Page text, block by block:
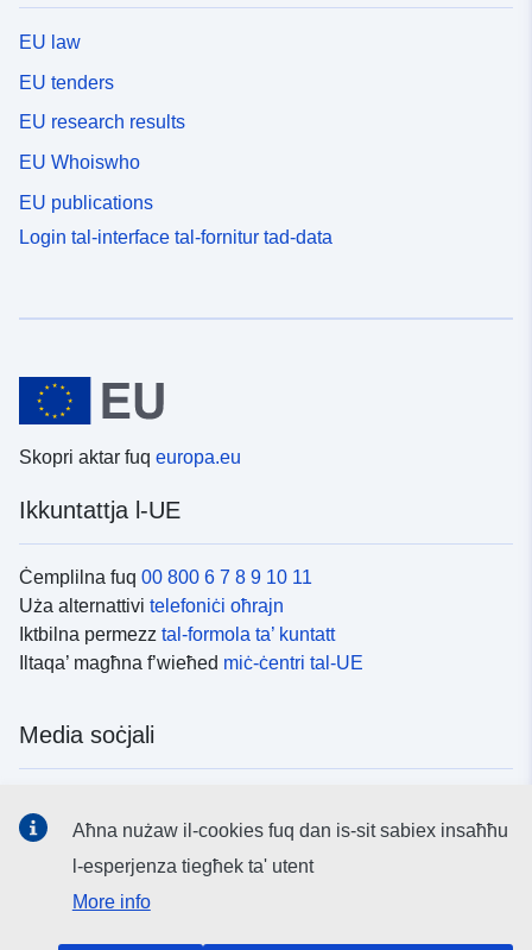
EU law
EU tenders
EU research results
EU Whoiswho
EU publications
Login tal-interface tal-fornitur tad-data
Skopri aktar fuq europa.eu
Ikkuntattja l-UE
Ċemplilna fuq 00 800 6 7 8 9 10 11
Uża alternattivi telefoniċi oħrajn
Iktbilna permezz tal-formola ta’ kuntatt
Iltaqa’ magħna f’wieħed miċ-ċentri tal-UE
Media soċjali
L-istituzzjonijiet u l-korpi tal-UE
Aħna nużaw il-cookies fuq dan is-sit sabiex insaħħu
l-esperjenza tiegħek ta' utent
More info